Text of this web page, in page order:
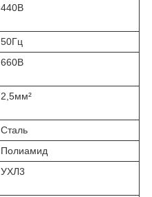
440В
50Гц
660В
2,5мм²
Сталь
Полиамид
УХЛ3